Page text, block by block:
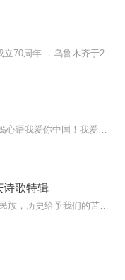
诗歌特辑